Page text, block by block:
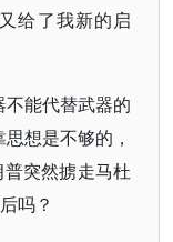
给了我新的启
不能代替武器的
想是不够的，
突然掳走马杜
吗？